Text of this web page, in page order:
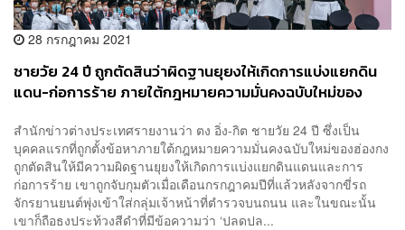
28 กรกฎาคม 2021
ชายวัย 24 ปี ถูกตัดสินว่าผิดฐานยุยงให้เกิดการแบ่งแยกดิน
แดน-ก่อการร้าย ภายใต้กฎหมายความมั่นคงฉบับใหม่ของ
สำนักข่าวต่างประเทศรายงานว่า ตง อิ่ง-กิต ชายวัย 24 ปี ซึ่งเป็น
บุคคลแรกที่ถูกตั้งข้อหาภายใต้กฎหมายความมั่นคงฉบับใหม่ของฮ่องกง
ถูกตัดสินให้มีความผิดฐานยุยงให้เกิดการแบ่งแยกดินแดนและการ
ก่อการร้าย เขาถูกจับกุมตัวเมื่อเดือนกรกฎาคมปีที่แล้วหลังจากขี่รถ
จักรยานยนต์พุ่งเข้าใส่กลุ่มเจ้าหน้าที่ตำรวจบนถนน และในขณะนั้น
เขาก็ถือธงประท้วงสีดำที่มีข้อความว่า ‘ปลดปล...